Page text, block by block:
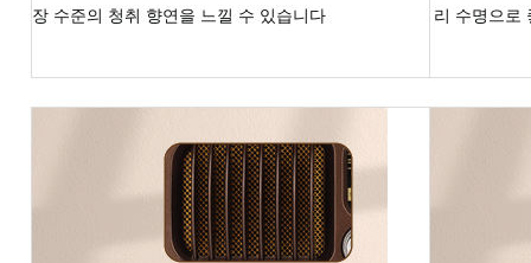
장 수준의 청취 향연을 느낄 수 있습니다
리 수명으로